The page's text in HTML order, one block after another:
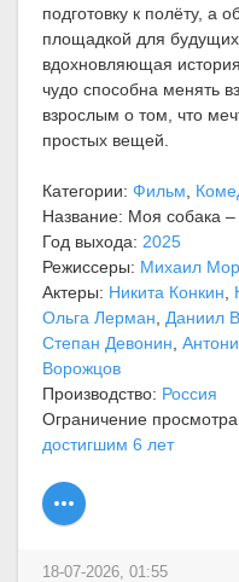
подготовку к полёту, а
площадкой для
вдохновляющая
чудо способна менять
взрослым о том, что
простых вещей.
Категории: Фильм
Название: Моя собака –
Год выхода: 2025
Режиссеры: Михаил
Актеры: Никита Конкин
Ольга Лерман
Даниил
Степан Девонин
Ворожцов
Производство: Россия
Ограничение просмотра
достигшим 6 лет
18-07-2026, 01:55